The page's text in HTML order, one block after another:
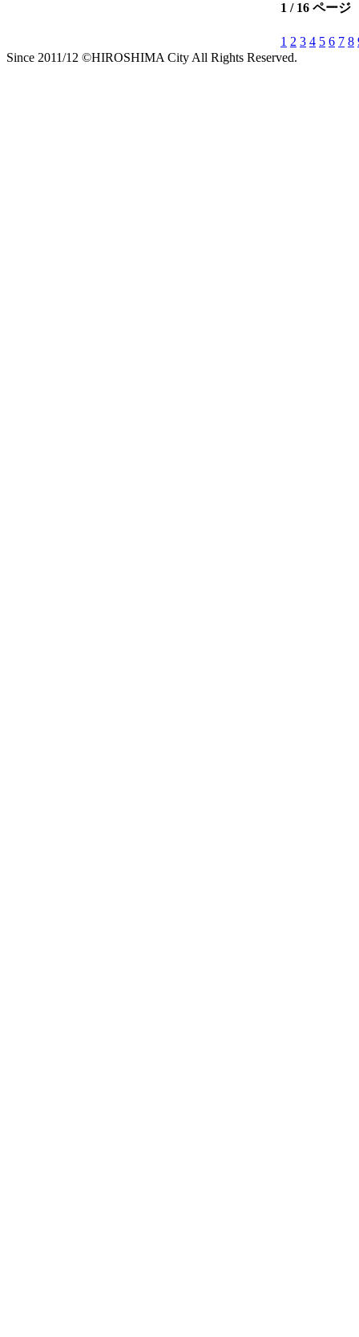
1 / 16 ページ
1 2 3 4 5 6 7 8
Since 2011/12 ©HIROSHIMA City All Rights Reserved.